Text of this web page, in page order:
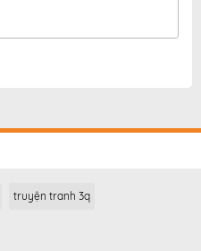
truyện tranh 3q